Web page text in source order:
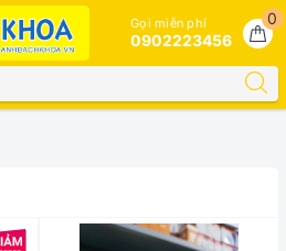
0
Gọi miễn phí
0902223456